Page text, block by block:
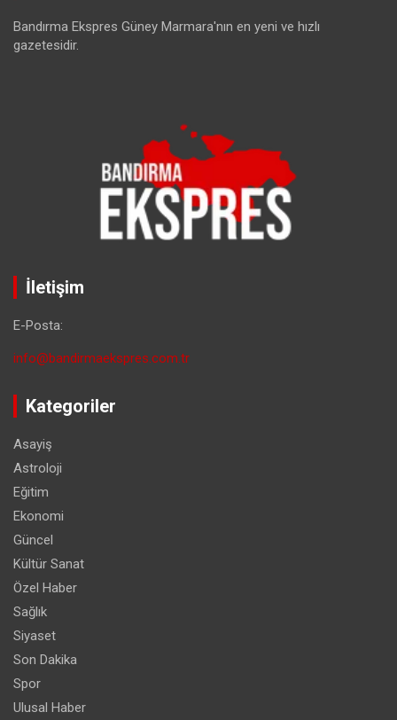
Bandırma Ekspres Güney Marmara'nın en yeni ve hızlı
gazetesidir.
İletişim
E-Posta:
info@bandirmaekspres.com.tr
Kategoriler
Asayiş
Astroloji
Eğitim
Ekonomi
Güncel
Kültür Sanat
Özel Haber
Sağlık
Siyaset
Son Dakika
Spor
Ulusal Haber